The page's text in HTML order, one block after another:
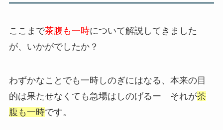
ここまで茶腹も一時について解説してきました
が、いかがでしたか？
わずかなことでも一時しのぎにはなる、本来の目
的は果たせなくても急場はしのげるー それが茶
腹も一時です。